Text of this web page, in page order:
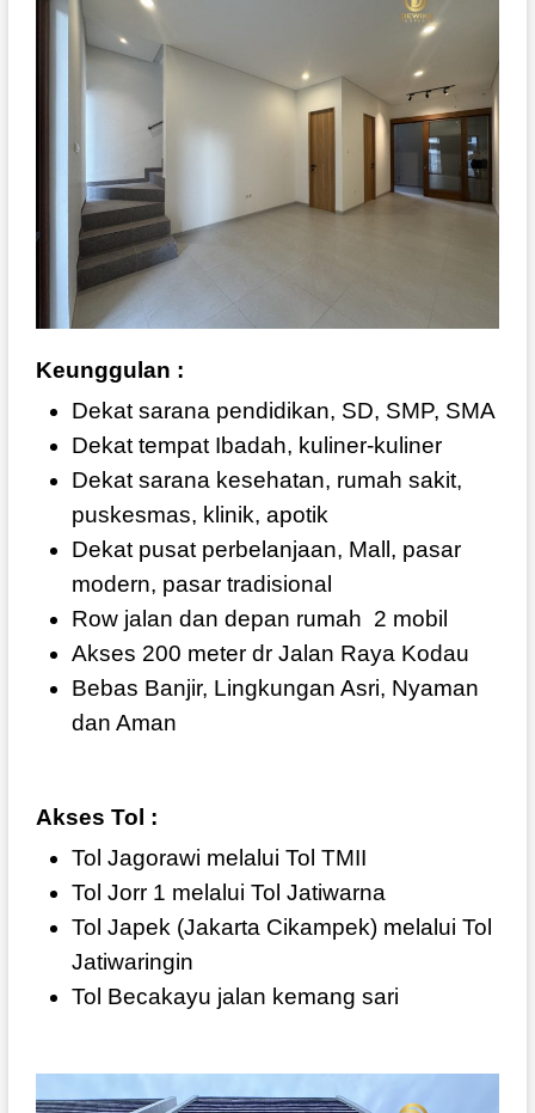
Keunggulan :
Dekat sarana pendidikan, SD, SMP, SMA
Dekat tempat Ibadah, kuliner-kuliner
Dekat sarana kesehatan, rumah sakit,
puskesmas, klinik, apotik
Dekat pusat perbelanjaan, Mall, pasar
modern, pasar tradisional
Row jalan dan depan rumah 2 mobil
Akses 200 meter dr Jalan Raya Kodau
Bebas Banjir, Lingkungan Asri, Nyaman
dan Aman
Akses Tol :
Tol Jagorawi melalui Tol TMII
Tol Jorr 1 melalui Tol Jatiwarna
Tol Japek (Jakarta Cikampek) melalui Tol
Jatiwaringin
Tol Becakayu jalan kemang sari